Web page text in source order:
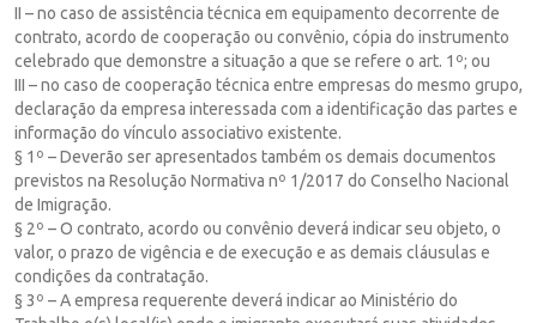
II – no caso de assistência técnica em equipamento decorrente de
contrato, acordo de cooperação ou convênio, cópia do instrumento
celebrado que demonstre a situação a que se refere o art. 1º; ou
III – no caso de cooperação técnica entre empresas do mesmo grupo,
declaração da empresa interessada com a identificação das partes e
informação do vínculo associativo existente.
§ 1º – Deverão ser apresentados também os demais documentos
previstos na Resolução Normativa nº 1/2017 do Conselho Nacional
de Imigração.
§ 2º – O contrato, acordo ou convênio deverá indicar seu objeto, o
valor, o prazo de vigência e de execução e as demais cláusulas e
condições da contratação.
§ 3º – A empresa requerente deverá indicar ao Ministério do